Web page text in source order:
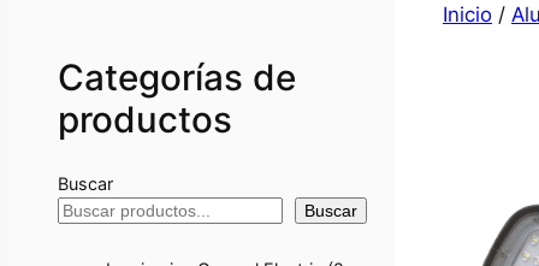
Categorías de
productos
Buscar
Buscar
Inicio /